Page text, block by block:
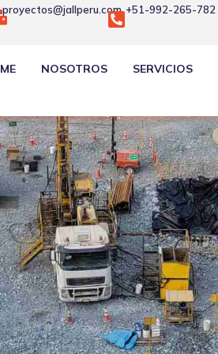
proyectos@jallperu.com +51-992-265-782
NOSOTROS SERVICIOS
>